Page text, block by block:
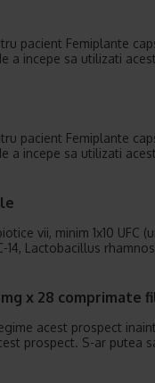
pacient Femiplante
a incepe sa utilizati
pacient Femiplante
a incepe sa utilizati
vii, minim 1x10 UFC
14, Lactobacillus
x 28 comprimate
acest prospect
prospect. S-ar putea